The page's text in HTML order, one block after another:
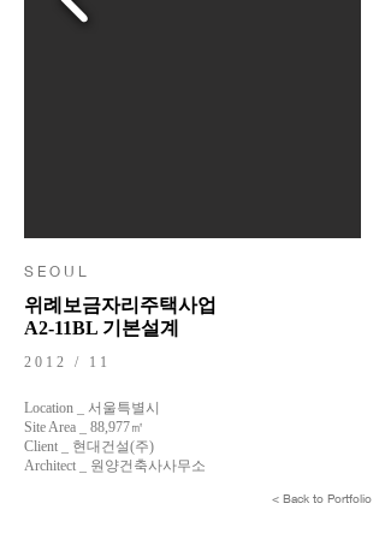
S E O U L
위례보금자리주택사업
A2-11BL 기본설계
2012 / 11
Location _ 서울특별시
Site Area _ 88,977㎡
Client _ 현대건설(주)
Architect _ 원양건축사사무소
< Back to Portfolio